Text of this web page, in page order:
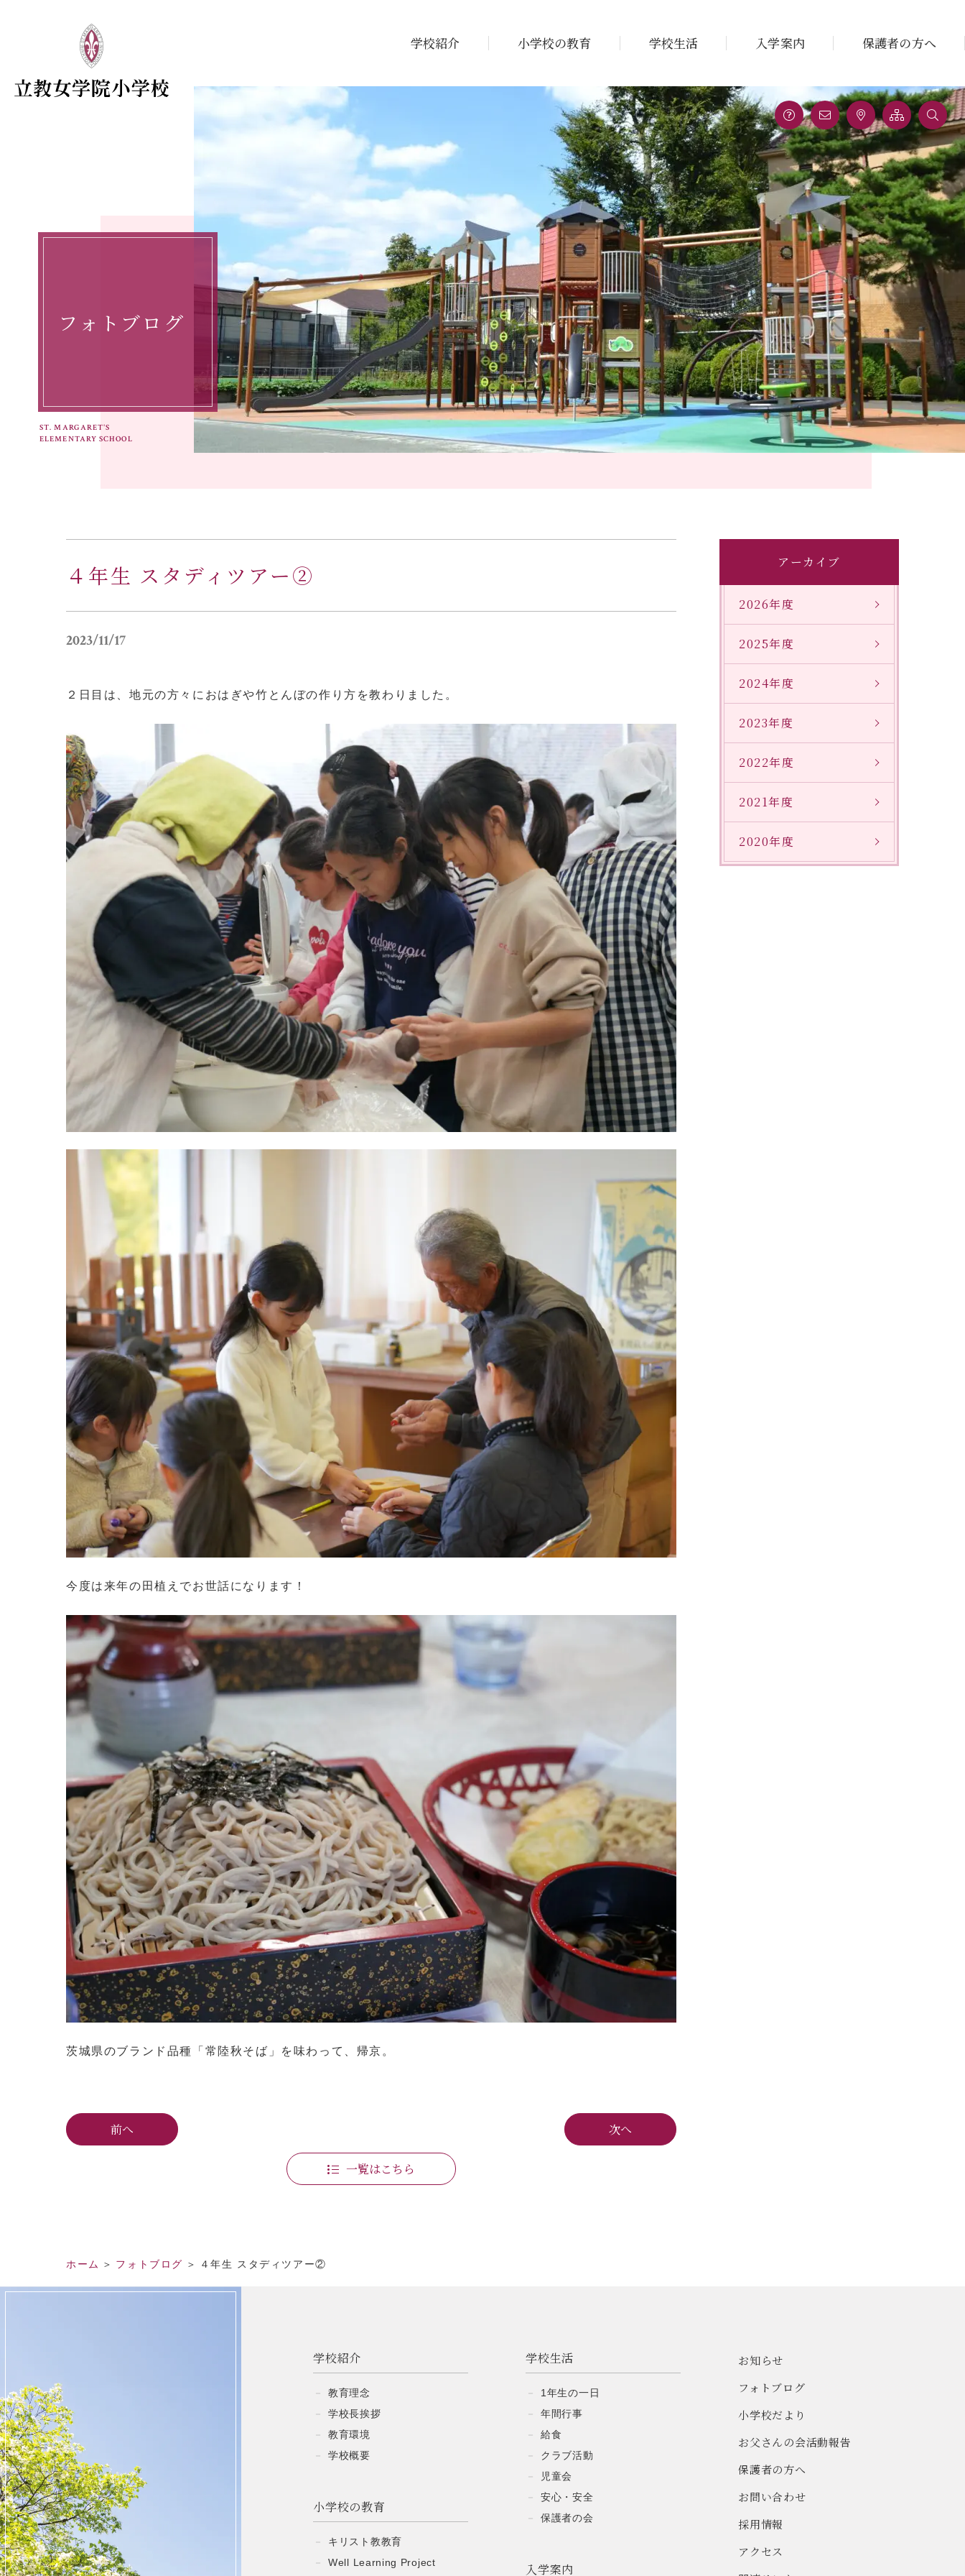
学校紹介 小学校の教育 学校生活 入学案内 保護者の方へ
フォトブログ
ST. MARGARET'S
ELEMENTARY SCHOOL
４年生 スタディツアー②
2023/11/17
２日目は、地元の方々におはぎや竹とんぼの作り方を教わりました。
今度は来年の田植えでお世話になります！
茨城県のブランド品種「常陸秋そば」を味わって、帰京。
前へ
一覧はこちら
次へ
アーカイブ
2026年度
2025年度
2024年度
2023年度
2022年度
2021年度
2020年度
ホーム フォトブログ ４年生 スタディツアー②
学校紹介
教育理念
学校長挨拶
教育環境
学校概要
小学校の教育
キリスト教教育
Well Learning Project
学校生活
1年生の一日
年間行事
給食
クラブ活動
児童会
安心・安全
保護者の会
入学案内
お知らせ
フォトブログ
小学校だより
お父さんの会活動報告
保護者の方へ
お問い合わせ
採用情報
アクセス